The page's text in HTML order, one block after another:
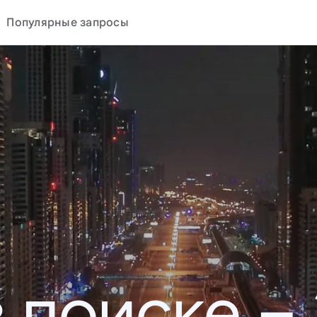
Популярные запросы